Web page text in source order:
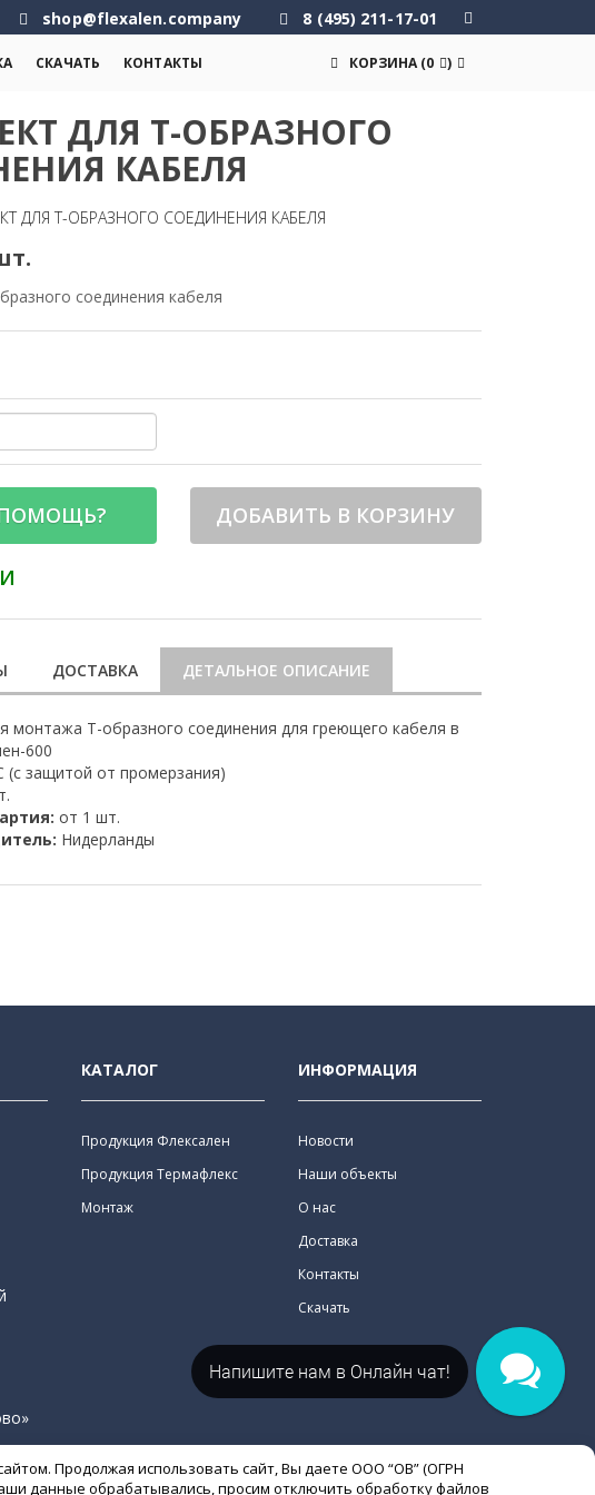
shop@flexalen.company 8 (495) 211-17-01
СКАЧАТЬ КОНТАКТЫ КОРЗИНА (0 )
ДЛЯ Т-ОБРАЗНОГО
КАБЕЛЯ
ДЛЯ Т-ОБРАЗНОГО СОЕДИНЕНИЯ КАБЕЛЯ
соединения кабеля
ДОБАВИТЬ В КОРЗИНУ
ДОСТАВКА ДЕТАЛЬНОЕ ОПИСАНИЕ
монтажа Т-образного соединения для греющего кабеля в
600
(с защитой от промерзания)
от 1 шт.
Нидерланды
КАТАЛОГ
Продукция Флексален
Продукция Термафлекс
Монтаж
ИНФОРМАЦИЯ
Новости
Наши объекты
О нас
Доставка
Контакты
Скачать
Продолжая использовать сайт, Вы даете ООО “ОВ” (ОГРН
данные обрабатывались, просим отключить обработку файлов
Напишите нам в Онлайн чат!